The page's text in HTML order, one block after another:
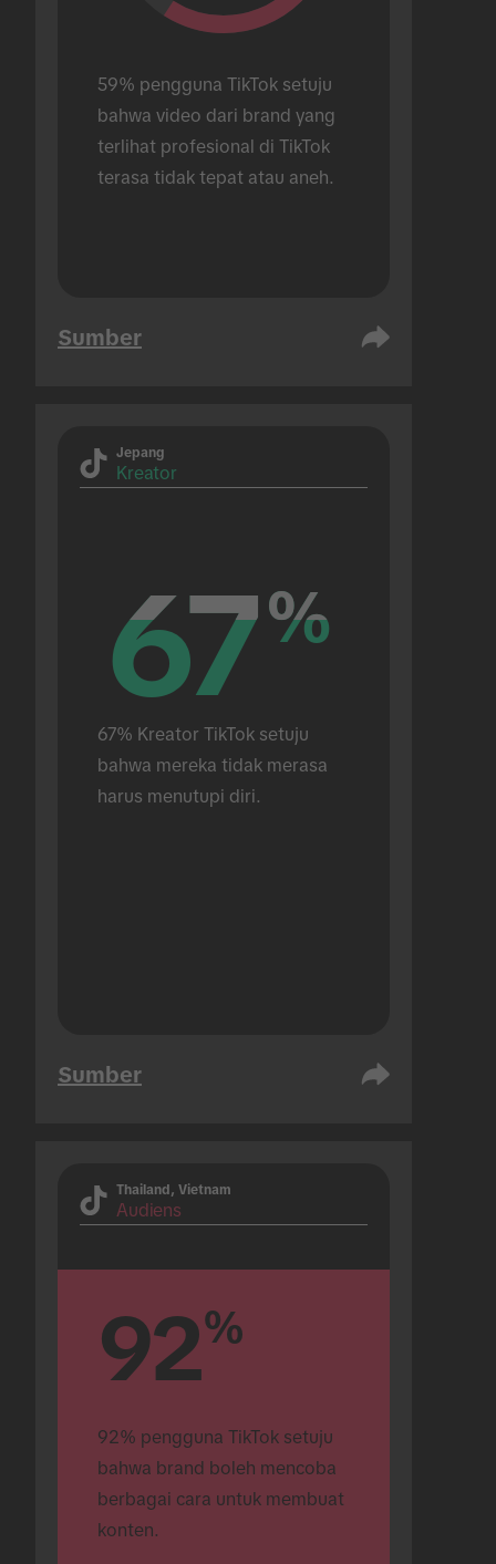
59% pengguna TikTok setuju
bahwa video dari brand yang
terlihat profesional di TikTok
terasa tidak tepat atau aneh.
Sumber
Jepang
Kreator
67%
67%
67% Kreator TikTok setuju
bahwa mereka tidak merasa
harus menutupi diri.
Sumber
Thailand, Vietnam
Audiens
92%
92% pengguna TikTok setuju
bahwa brand boleh mencoba
berbagai cara untuk membuat
konten.